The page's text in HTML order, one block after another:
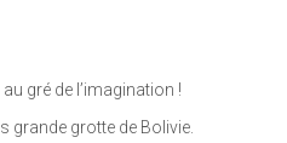
gré de l’imagination !
grande grotte de Bolivie.